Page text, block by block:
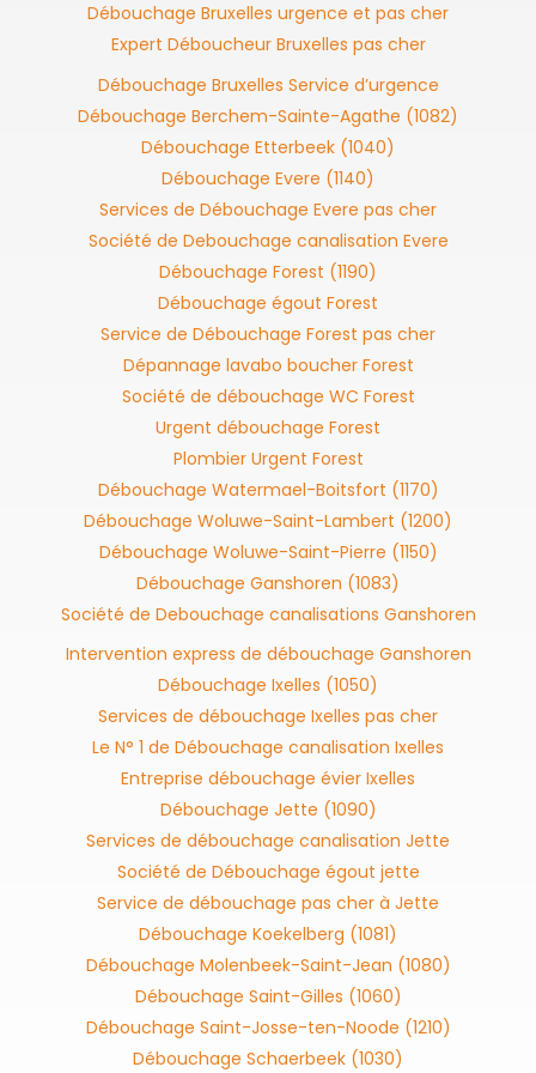
Débouchage Bruxelles urgence et pas cher
Expert Déboucheur Bruxelles pas cher
Débouchage Bruxelles Service d’urgence
Débouchage Berchem-Sainte-Agathe (1082)
Débouchage Etterbeek (1040)
Débouchage Evere (1140)
Services de Débouchage Evere pas cher
Société de Debouchage canalisation Evere
Débouchage Forest (1190)
Débouchage égout Forest
Service de Débouchage Forest pas cher
Dépannage lavabo boucher Forest
Société de débouchage WC Forest
Urgent débouchage Forest
Plombier Urgent Forest
Débouchage Watermael-Boitsfort (1170)
Débouchage Woluwe-Saint-Lambert (1200)
Débouchage Woluwe-Saint-Pierre (1150)
Débouchage Ganshoren (1083)
Société de Debouchage canalisations Ganshoren
Intervention express de débouchage Ganshoren
Débouchage Ixelles (1050)
Services de débouchage Ixelles pas cher
Le N° 1 de Débouchage canalisation Ixelles
Entreprise débouchage évier Ixelles
Débouchage Jette (1090)
Services de débouchage canalisation Jette
Société de Débouchage égout jette
Service de débouchage pas cher à Jette
Débouchage Koekelberg (1081)
Débouchage Molenbeek-Saint-Jean (1080)
Débouchage Saint-Gilles (1060)
Débouchage Saint-Josse-ten-Noode (1210)
Débouchage Schaerbeek (1030)